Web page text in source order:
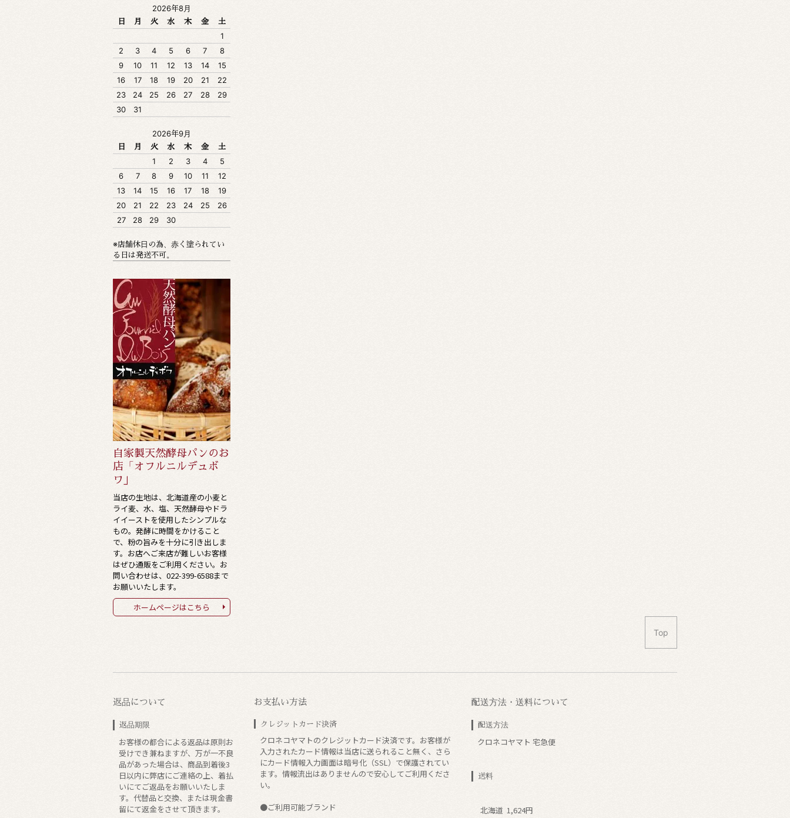
2026年8月
日
月 火 水 木 金
土
1
2
3 4 5 6 7
8
9
10 11 12 13 14
15
16
17 18 19 20 21
22
23
24 25 26 27 28
29
30
31
2026年9月
日
月 火 水 木 金
土
1
2 3 4
5
6
7 8 9 10 11
12
13
14 15 16 17 18
19
20
21 22 23 24 25
26
27
28 29 30
※店舗休日の為、赤く塗られてい
る日は発送不可。
自家製天然酵母パンのお
店「オフルニルデュボ
ワ」
当店の生地は、北海道産の小麦と
ライ麦、水、塩、天然酵母やドラ
イイーストを使用したシンプルな
もの。発酵に時間をかけること
で、粉の旨みを十分に引き出しま
す。お店へご来店が難しいお客様
はぜひ通販をご利用ください。お
問い合わせは、 022-399-6588まで
お願いいたします。
ホームページはこちら
Top
返品について
返品期限
お客様の都合による返品は原則お
受けでき兼ねますが、万が一不良
品があった場合は、商品到着後3
日以内に弊店にご連絡の上、着払
いにてご返品をお願いいたしま
す。代替品と交換、または現金書
留にて返金をさせて頂きます。
お支払い方法
クレジットカード決済
クロネコヤマトのクレジットカード決済です。お客様が
入力されたカード情報は当店に送られること無く、さら
にカード情報入力画面は暗号化（SSL）で保護されてい
ます。情報流出はありませんので安心してご利用くださ
い。
●ご利用可能ブランド
配送方法・送料について
配送方法
クロネコヤマト 宅急便
送料
北海道 1,624円